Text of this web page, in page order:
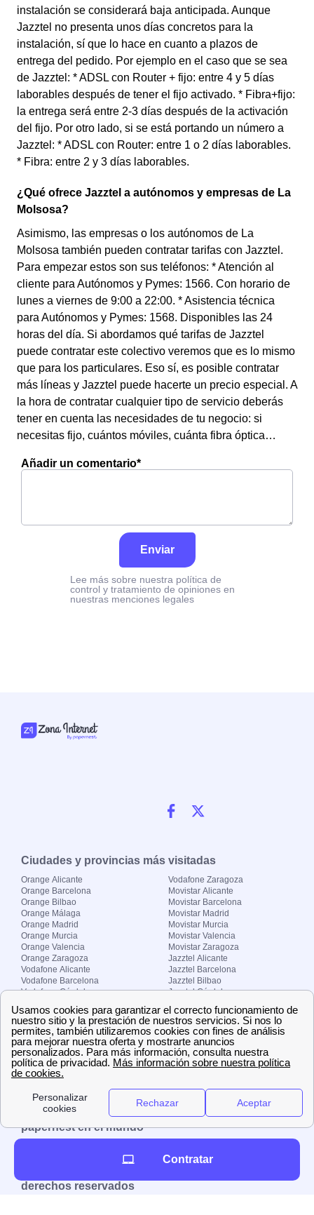
instalación se considerará baja anticipada. Aunque
Jazztel no presenta unos días concretos para la
instalación, sí que lo hace en cuanto a plazos de
entrega del pedido. Por ejemplo en el caso que se sea
de Jazztel: * ADSL con Router + fijo: entre 4 y 5 días
laborables después de tener el fijo activado. * Fibra+fijo:
la entrega será entre 2-3 días después de la activación
del fijo. Por otro lado, si se está portando un número a
Jazztel: * ADSL con Router: entre 1 o 2 días laborables.
* Fibra: entre 2 y 3 días laborables.
¿Qué ofrece Jazztel a autónomos y empresas de La
Molsosa?
Asimismo, las empresas o los autónomos de La
Molsosa también pueden contratar tarifas con Jazztel.
Para empezar estos son sus teléfonos: * Atención al
cliente para Autónomos y Pymes: 1566. Con horario de
lunes a viernes de 9:00 a 22:00. * Asistencia técnica
para Autónomos y Pymes: 1568. Disponibles las 24
horas del día. Si abordamos qué tarifas de Jazztel
puede contratar este colectivo veremos que es lo mismo
que para los particulares. Eso sí, es posible contratar
más líneas y Jazztel puede hacerte un precio especial. A
la hora de contratar cualquier tipo de servicio deberás
tener en cuenta las necesidades de tu negocio: si
necesitas fijo, cuántos móviles, cuánta fibra óptica…
Añadir un comentario*
Enviar
Lee más sobre nuestra política de
control y tratamiento de opiniones en
nuestras menciones legales
Ciudades y provincias más visitadas
Orange Alicante
Orange Barcelona
Orange Bilbao
Orange Málaga
Orange Madrid
Orange Murcia
Orange Valencia
Orange Zaragoza
Vodafone Alicante
Vodafone Barcelona
Vodafone Córdoba
Vodafone Madrid
Vodafone Murcia
Vodafone Valencia
Vodafone Zaragoza
Movistar Alicante
Movistar Barcelona
Movistar Madrid
Movistar Murcia
Movistar Valencia
Movistar Zaragoza
Jazztel Alicante
Jazztel Barcelona
Jazztel Bilbao
Jazztel Córdoba
Jazztel Málaga
Jazztel Valencia
Jazztel Zaragoza
Sobre Zona-internet.com
¿Quiénes somos?
El grupo papernest
Aviso legal Nuestras ofertas de trabajo
papernest en el mundo
Reino Unido
derechos reservados
Contratar